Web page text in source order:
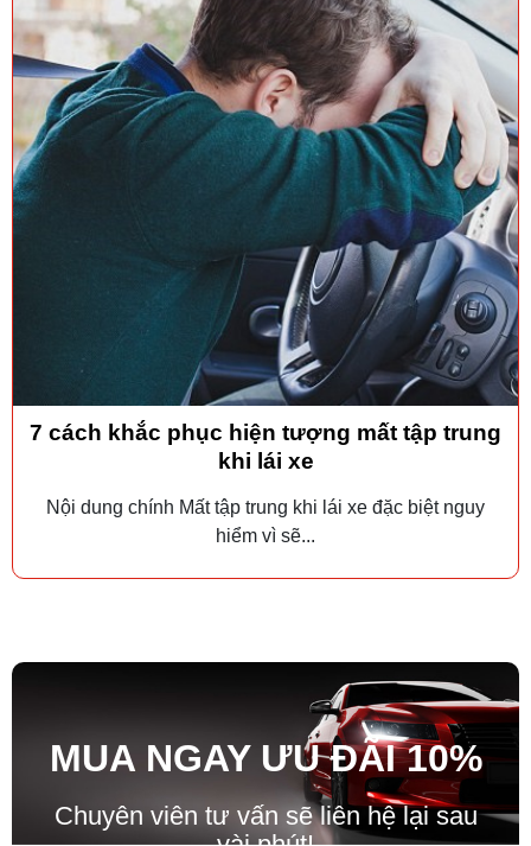
7 cách khắc phục hiện tượng mất tập trung
khi lái xe
Nội dung chính Mất tập trung khi lái xe đặc biệt nguy
hiểm vì sẽ...
MUA NGAY ƯU ĐÃI10%
Chuyên viên tư vấn sẽ liên hệ lại sau